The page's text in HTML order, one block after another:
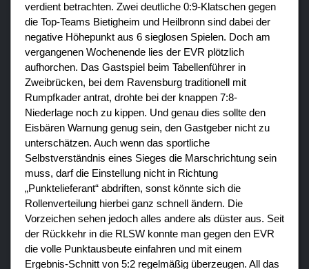
verdient betrachten. Zwei deutliche 0:9-Klatschen gegen
die Top-Teams Bietigheim und Heilbronn sind dabei der
negative Höhepunkt aus 6 sieglosen Spielen. Doch am
vergangenen Wochenende lies der EVR plötzlich
aufhorchen. Das Gastspiel beim Tabellenführer in
Zweibrücken, bei dem Ravensburg traditionell mit
Rumpfkader antrat, drohte bei der knappen 7:8-
Niederlage noch zu kippen. Und genau dies sollte den
Eisbären Warnung genug sein, den Gastgeber nicht zu
unterschätzen. Auch wenn das sportliche
Selbstverständnis eines Sieges die Marschrichtung sein
muss, darf die Einstellung nicht in Richtung
„Punktelieferant“ abdriften, sonst könnte sich die
Rollenverteilung hierbei ganz schnell ändern. Die
Vorzeichen sehen jedoch alles andere als düster aus. Seit
der Rückkehr in die RLSW konnte man gegen den EVR
die volle Punktausbeute einfahren und mit einem
Ergebnis-Schnitt von 5:2 regelmäßig überzeugen. All das